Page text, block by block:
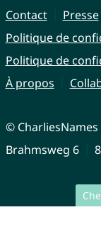
Contact
Presse
Politique de
Politique de
À propos
©
Brahmsweg 6